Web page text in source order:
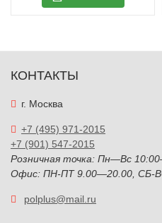
КОНТАКТЫ
г. Москва
+7 (495) 971-2015
+7 (901) 547-2015
Розничная точка: Пн—Вс
Офис: ПН-ПТ 9.00—20.00, СБ-
polplus@mail.ru